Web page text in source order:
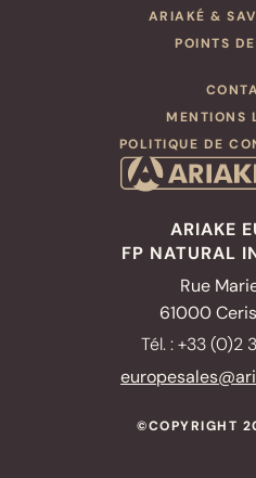
NOS PRODUITS
Bouillon prêt à l’emploi
Bouillons à Infuser
Soupes miso
NOS POINTS DE VENTE
ARIAKE
FP NATURAL
Rue
61000
Tél. : +33 (0)2
©COPYRIGHT
ARIAKÉ &
POINTS
MENTIONS
POLITIQUE DE